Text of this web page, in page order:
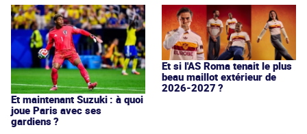
Et maintenant Suzuki : à quoi
joue Paris avec ses
gardiens ?
Et si l'AS Roma tenait le plus
beau maillot extérieur de
2026-2027 ?